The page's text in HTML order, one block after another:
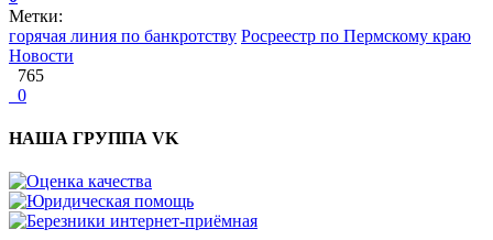
Метки:
горячая линия по банкротству Росреестр по Пермскому краю
Новости
765
0
НАША ГРУППА VK